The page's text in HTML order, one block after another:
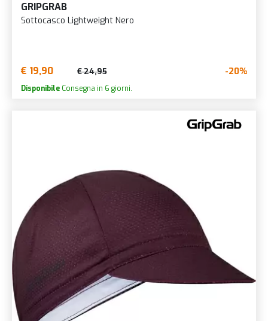
GRIPGRAB
Sottocasco Lightweight Nero
€ 19,90 € 24,95 -20%
Disponibile Consegna in 6 giorni.